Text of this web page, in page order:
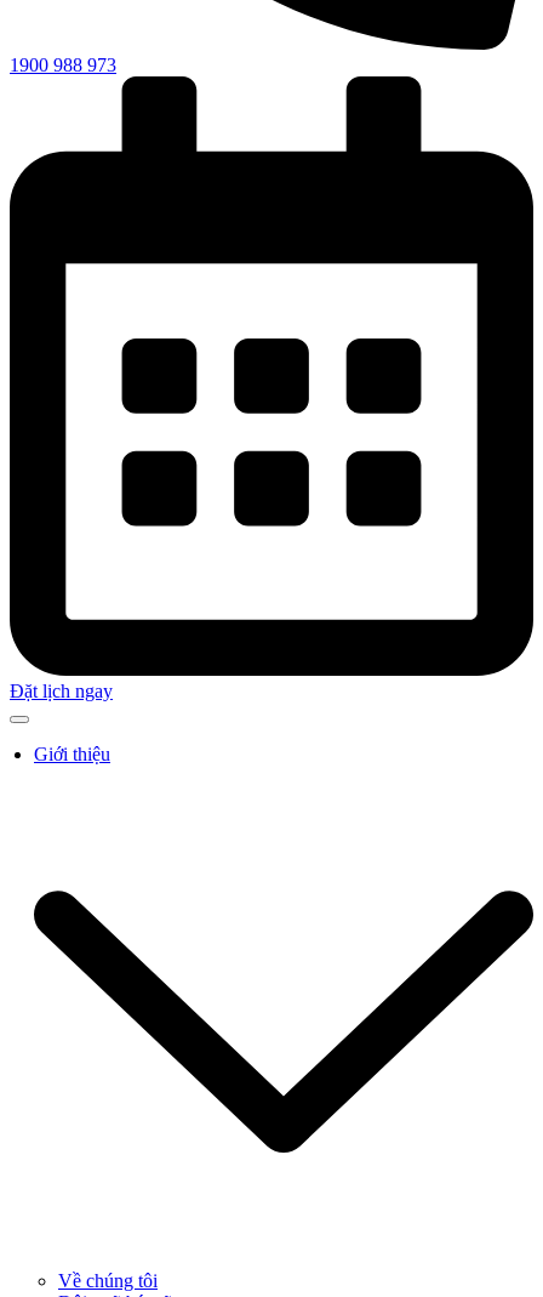
1900 988 973
Đặt lịch ngay
Giới thiệu
Về chúng tôi